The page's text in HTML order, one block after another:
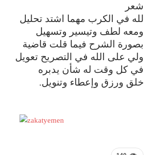
شعر
لله في الكرب مهما اشتد تحليل
ومعه لطف وتيسير وتسهيل
بصورة الشرح فيما قلت قاضية
ولي على الله في التصريح تعويل
في كل وقت له شأن يدبره
خلق ورزق وإعطاء وتنويل.